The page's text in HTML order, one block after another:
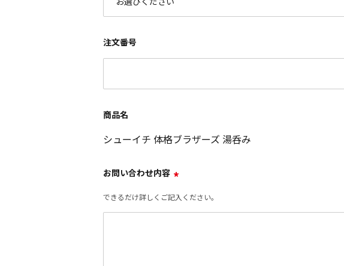
注文番号
商品名
シューイチ 体格ブラザーズ 湯呑み
お問い合わせ内容 *
できるだけ詳しくご記入ください。